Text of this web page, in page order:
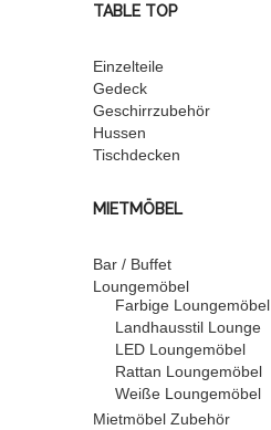
TABLE TOP
Einzelteile
Gedeck
Geschirrzubehör
Hussen
Tischdecken
MIETMÖBEL
Bar / Buffet
Loungemöbel
Farbige Loungemöbel
Landhausstil Lounge
LED Loungemöbel
Rattan Loungemöbel
Weiße Loungemöbel
Mietmöbel Zubehör